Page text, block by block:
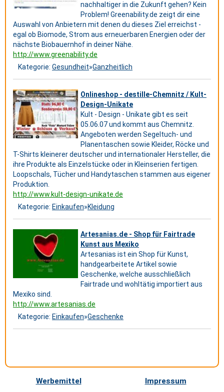
nachhaltiger in die Zukunft gehen? Kein
Problem! Greenability.de zeigt dir eine
Auswahl von Anbietern mit denen du dieses Ziel erreichst -
egal ob Biomode, Strom aus erneuerbaren Energien oder der
nächste Biobauernhof in deiner Nähe.
http://www.greenability.de
Kategorie: Gesundheit»Ganzheitlich
Onlineshop - destille-Chemnitz / Kult-
Design-Unikate
Kult - Design - Unikate gibt es seit
05.06.07 und kommt aus Chemnitz.
Angeboten werden Segeltuch- und
Planentaschen sowie Kleider, Röcke und
T-Shirts kleinerer deutscher und internationaler Hersteller, die
ihre Produkte als Einzelstücke oder in Kleinserien fertigen.
Loopschals, Tücher und Handytaschen stammen aus eigener
Produktion.
http://www.kult-design-unikate.de
Kategorie: Einkaufen»Kleidung
Artesanias.de - Shop für Fairtrade
Kunst aus Mexiko
Artesanias ist ein Shop für Kunst,
handgearbeitete Artikel sowie
Geschenke, welche ausschließlich
Fairtrade und wohltätig importiert aus
Mexiko sind.
http://www.artesanias.de
Kategorie: Einkaufen»Geschenke
Werbemittel
Impressum